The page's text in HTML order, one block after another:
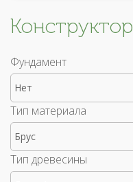
Конструктор
Фундамент
Нет
Тип материала
Брус
Тип древесины